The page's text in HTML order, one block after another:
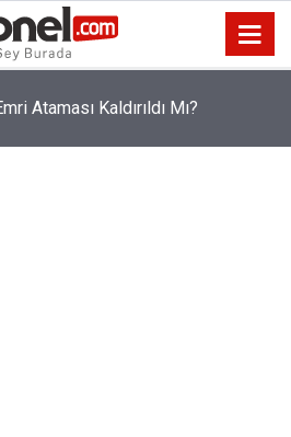
Arası Özür Grubu Yer Değişikliği